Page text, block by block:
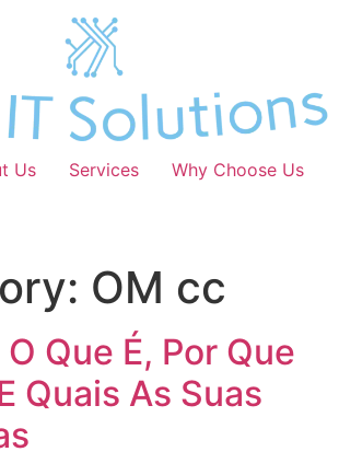
Us Services
Why Choose Us
OM cc
Que É, Por Que
Quais As Suas